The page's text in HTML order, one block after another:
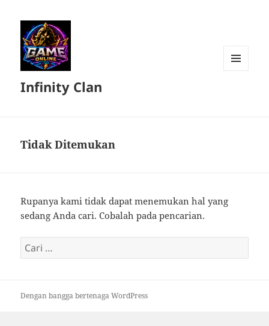
Infinity Clan
Tidak Ditemukan
Rupanya kami tidak dapat menemukan hal yang
sedang Anda cari. Cobalah pada pencarian.
Cari
untuk:
Dengan bangga bertenaga WordPress